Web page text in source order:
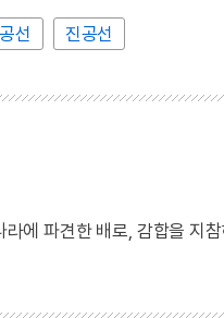
선 진공선
에 파견한 배로, 감합을 지